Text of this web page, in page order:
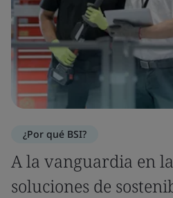
¿Por qué BSI?
A la vanguardia en
soluciones de